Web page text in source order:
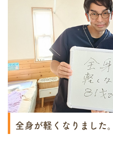
全身が軽くなりました